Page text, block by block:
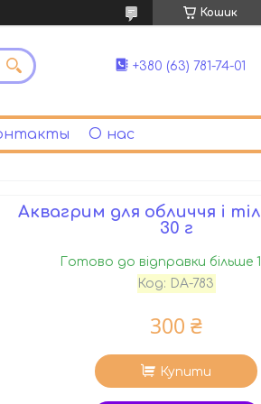
Кошик
+380 (63) 781-74-01
О нас
Аквагрим для обличчя і
30 г
Готово до відправки більше
Код: DA-783
300 ₴
Купити